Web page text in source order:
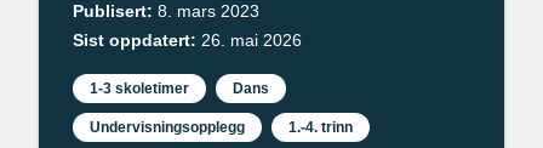
Publisert: 8. mars 2023
Sist oppdatert: 26. mai 2026
1-3 skoletimer Dans
Undervisningsopplegg 1.-4. trinn